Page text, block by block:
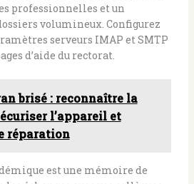
professionnelles et un
volumineux. Configurez
serveurs IMAP et SMTP
d’aide du rectorat.
brisé : reconnaître la
l’appareil et
réparation
est une mémoire de